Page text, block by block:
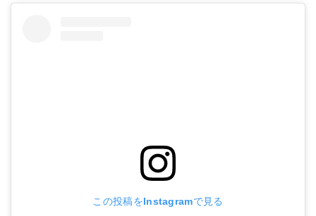
この投稿をInstagramで見る